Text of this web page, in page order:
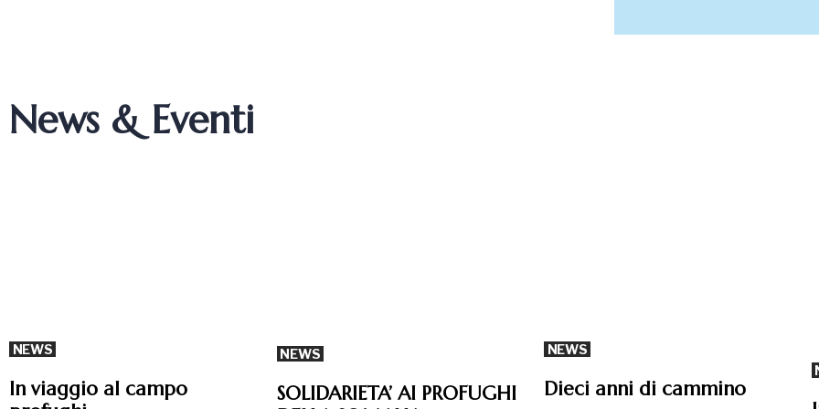
News & Eventi
NEWS
In viaggio al campo
NEWS
SOLIDARIETA’ AI PROFUGHI
NEWS
Dieci anni di cammino